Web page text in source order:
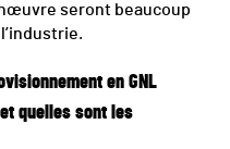
seront beaucoup
en GNL
quelles sont les